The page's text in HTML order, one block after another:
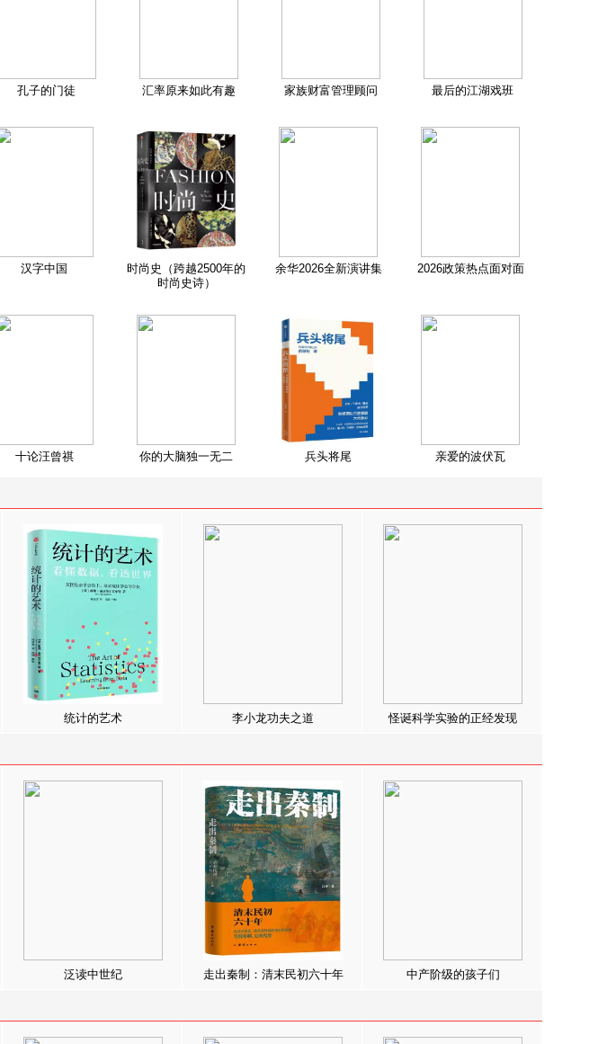
孔子的门徒 汇率原来如此有趣 家族财富管理顾问 最后的江湖戏班
汉字中国
时尚史（跨越2500年的
时尚史诗）
余华2026全新演讲集 2026政策热点面对面
十论汪曾祺 你的大脑独一无二 兵头将尾 亲爱的波伏瓦
统计的艺术 李小龙功夫之道 怪诞科学实验的正经发现
泛读中世纪 走出秦制：清末民初六十年 中产阶级的孩子们